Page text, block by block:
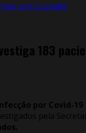
com suspeita
183
por Covid-19
pela